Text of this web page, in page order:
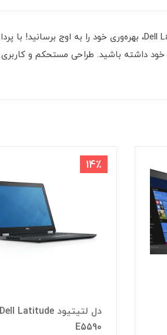
داشته باشید. طراحی مستحکم و
14٪
دل لتیتیود Dell Latitude
E5590